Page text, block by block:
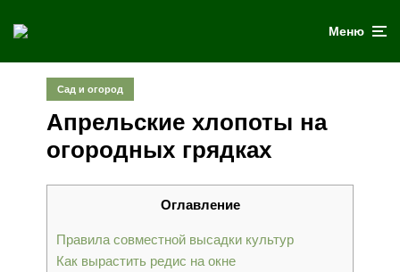
Меню
Сад и огород
Апрельские хлопоты на
огородных грядках
Оглавление
Правила совместной высадки культур
Как вырастить редис на окне